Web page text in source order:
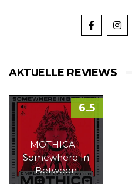
AKTUELLE REVIEWS
MOTHICA –
Somewhere In
Between
6.5